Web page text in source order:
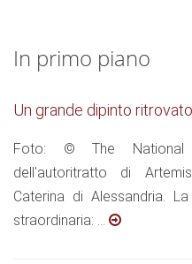
In primo piano
Un grande dipinto ritrovato
Foto: © The National
dell'autoritratto di
Caterina di Alessandria.
straordinaria: ...